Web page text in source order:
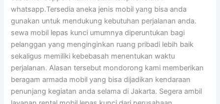
whatsapp.Tersedia aneka jenis mobil yang bisa anda
gunakan untuk mendukung kebutuhan perjalanan anda.
sewa mobil lepas kunci umumnya diperuntukan bagi
pelanggan yang menginginkan ruang pribadi lebih baik
sekaligus memiliki kebebasah menentukan waktu
perjalanan. Alasan tersebut mondorong kami memberikan
beragam armada mobil yang bisa dijadikan kendaraan
penunjang kegiatan anda selama di Jakarta. Segera ambil